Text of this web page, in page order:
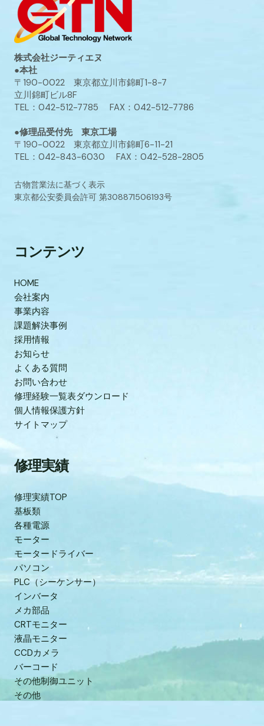
株式会社ジーティエヌ
●本社
〒190-0022 東京都立川市錦町1-8-7
立川錦町ビル8F
TEL：042-512-7785 FAX：042-512-7786
●修理品受付先 東京工場
〒190-0022 東京都立川市錦町6-11-21
TEL：042-843-6030 FAX：042-528-2805
古物営業法に基づく表示
東京都公安委員会許可 第308871506193号
コンテンツ
HOME
会社案内
事業内容
課題解決事例
採用情報
お知らせ
よくある質問
お問い合わせ
修理経験一覧表ダウンロード
個人情報保護方針
サイトマップ
修理実績
修理実績TOP
基板類
各種電源
モーター
モータードライバー
パソコン
PLC（シーケンサー）
インバータ
メカ部品
CRTモニター
液晶モニター
CCDカメラ
バーコード
その他制御ユニット
その他